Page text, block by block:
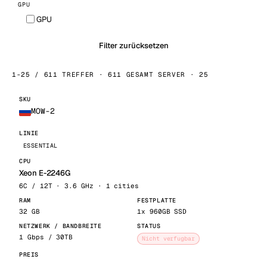
GPU
GPU
Filter zurücksetzen
1-25 / 611 TREFFER · 611 GESAMT SERVER · 25
MOW-2
ESSENTIAL
Xeon E-2246G
6C / 12T · 3.6 GHz · 1 cities
32 GB 1x 960GB SSD
1 Gbps / 30TB Nicht verfugbar